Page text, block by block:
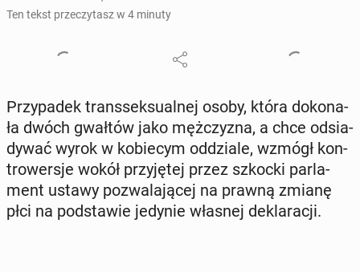
Ten tekst przeczytasz w 4 minuty
Przy­pa­dek trans­sek­su­al­nej osoby, która do­ko­na­
ła dwóch gwałtów jako męż­czy­zna, a chce od­sia­
dy­wać wyrok w ko­bie­cym od­dzia­le, wzmógł kon­
tro­wer­sje wokół przy­ję­tej przez szkocki par­la­
ment ustawy po­zwa­la­ją­cej na prawną zmianę
płci na pod­sta­wie jedynie własnej de­kla­ra­cji.